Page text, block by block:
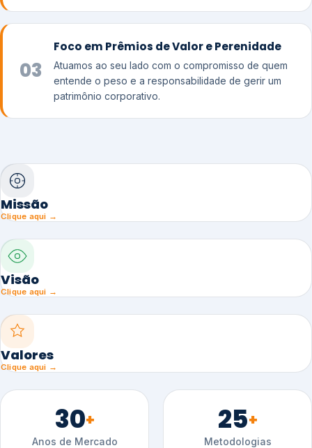
03
Foco em Prêmios de Valor e Perenidade
Atuamos ao seu lado com o compromisso de quem
entende o peso e a responsabilidade de gerir um
patrimônio corporativo.
Missão
Clique aqui →
Visão
Clique aqui →
Valores
Clique aqui →
30+
Anos de Mercado
25+
Metodologias